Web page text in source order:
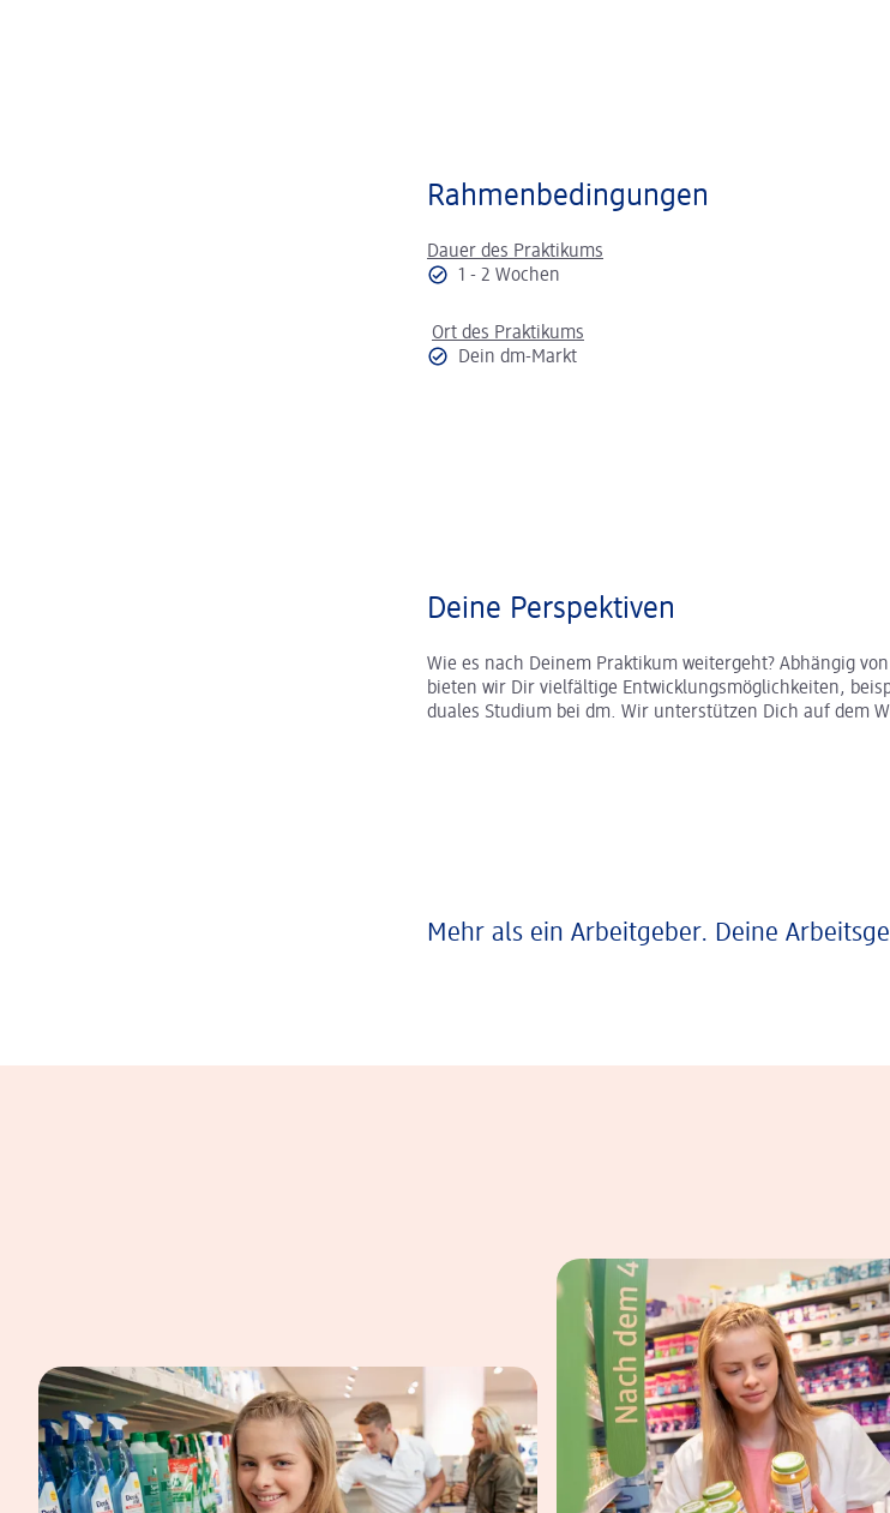
Rahmenbedingungen
Dauer des Praktikums
1 - 2 Wochen
Ort des Praktikums
Dein dm-Markt
Deine Perspektiven
Wie es nach Deinem Praktikum weitergeht? Abhängig
bieten wir Dir vielfältige Entwicklungsmöglichkeiten,
duales Studium bei dm. Wir unterstützen Dich auf dem
Mehr als ein Arbeitgeber. Deine